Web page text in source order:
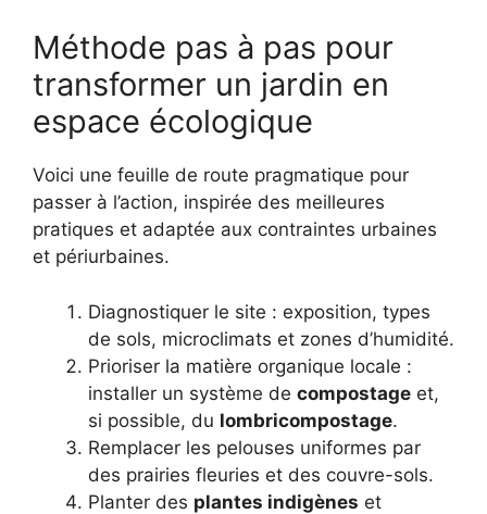
Méthode pas à pas pour
transformer un jardin en
espace écologique
Voici une feuille de route pragmatique pour
passer à l’action, inspirée des meilleures
pratiques et adaptée aux contraintes urbaines
et périurbaines.
Diagnostiquer le site : exposition, types
de sols, microclimats et zones d’humidité.
Prioriser la matière organique locale :
installer un système de compostage et,
si possible, du lombricompostage.
Remplacer les pelouses uniformes par
des prairies fleuries et des couvre-sols.
Planter des plantes indigènes et